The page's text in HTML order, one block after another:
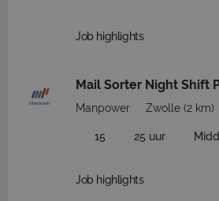
Job highlights
Mail Sorter Night Shift
Manpower Zwolle (2 km)
15 25 uur
Job highlights